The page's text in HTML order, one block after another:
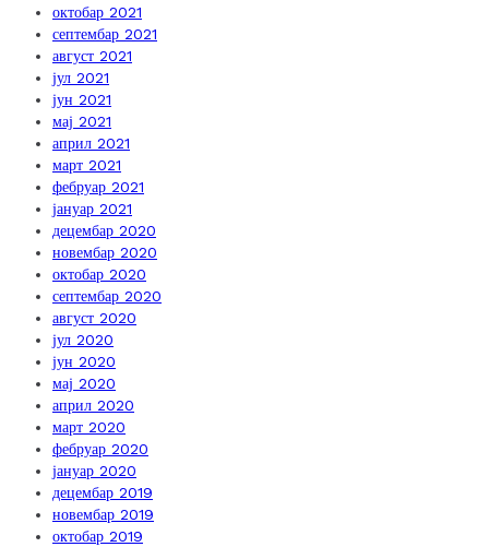
октобар 2021
септембар 2021
август 2021
јул 2021
јун 2021
мај 2021
април 2021
март 2021
фебруар 2021
јануар 2021
децембар 2020
новембар 2020
октобар 2020
септембар 2020
август 2020
јул 2020
јун 2020
мај 2020
април 2020
март 2020
фебруар 2020
јануар 2020
децембар 2019
новембар 2019
октобар 2019